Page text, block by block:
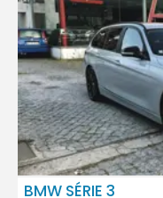
BMW SÉRIE 3